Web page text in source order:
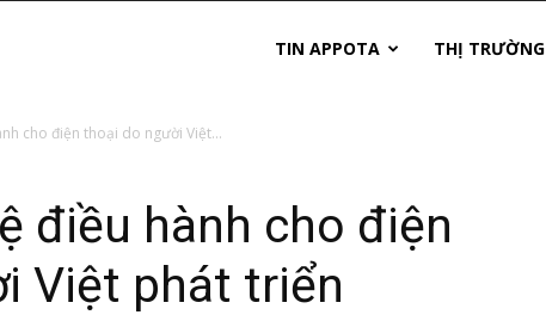
TIN APPOTA THỊ TRƯỜNG
cho điện thoại do người Việt...
điều hành cho điện
Việt phát triển